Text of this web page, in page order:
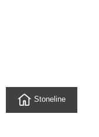
Stoneline